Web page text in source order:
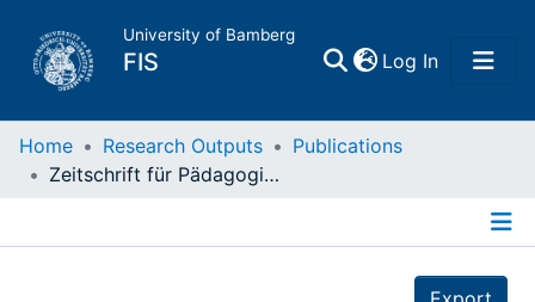
University of Bamberg
FIS Log In(current)
Home
Home Research Outputs
Publications
Zeitschrift für Pädagogik und Theologie : ZPT ; der evangelische Erzieher